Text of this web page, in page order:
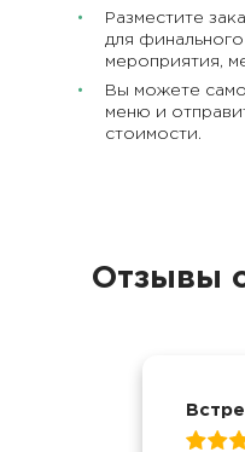
Разместите
для
мероприятия,
Вы можете
меню и
стоимости.
Отзывы